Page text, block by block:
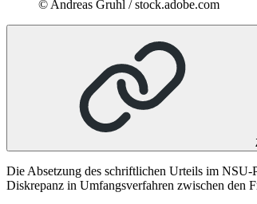
© Andreas Gruhl / stock.adobe.com
Die Absetzung des schriftlichen Urteils im NSU-
Diskrepanz in Umfangsverfahren zwischen den